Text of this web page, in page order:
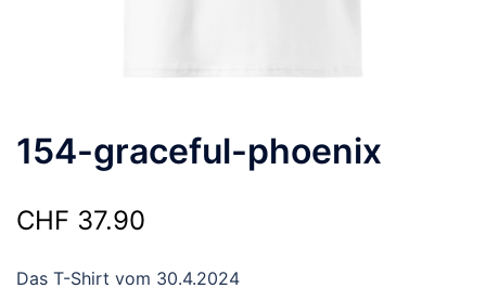
154-graceful-phoenix
CHF 37.90
Das T-Shirt vom 30.4.2024